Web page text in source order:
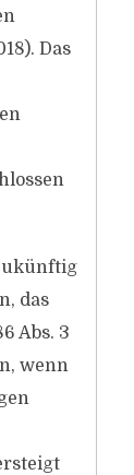
Das
das
Abs. 3
wenn